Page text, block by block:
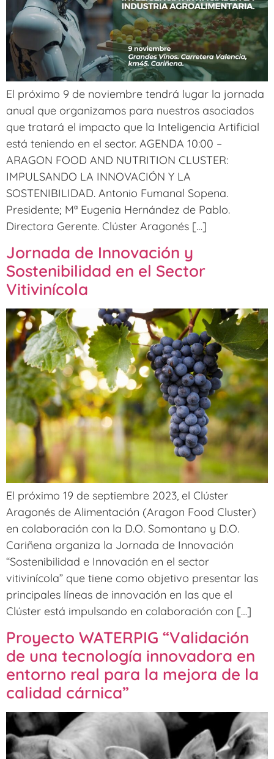
El próximo 9 de noviembre tendrá lugar la jornada
anual que organizamos para nuestros asociados
que tratará el impacto que la Inteligencia Artificial
está teniendo en el sector. AGENDA 10:00 –
ARAGON FOOD AND NUTRITION CLUSTER:
IMPULSANDO LA INNOVACIÓN Y LA
SOSTENIBILIDAD. Antonio Fumanal Sopena.
Presidente; Mª Eugenia Hernández de Pablo.
Directora Gerente. Clúster Aragonés […]
Jornada de Innovación y
Sostenibilidad en el Sector
Vitivinícola
El próximo 19 de septiembre 2023, el Clúster
Aragonés de Alimentación (Aragon Food Cluster)
en colaboración con la D.O. Somontano y D.O.
Cariñena organiza la Jornada de Innovación
“Sostenibilidad e Innovación en el sector
vitivinícola” que tiene como objetivo presentar las
principales líneas de innovación en las que el
Clúster está impulsando en colaboración con […]
Proyecto WATERPIG “Validación
de una tecnología innovadora en
entorno real para la mejora de la
calidad cárnica”